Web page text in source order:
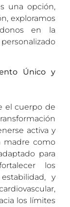
una opción,
exploramos
en la
Único y
el cuerpo de
activa y
madre como
para
los
y
los límites